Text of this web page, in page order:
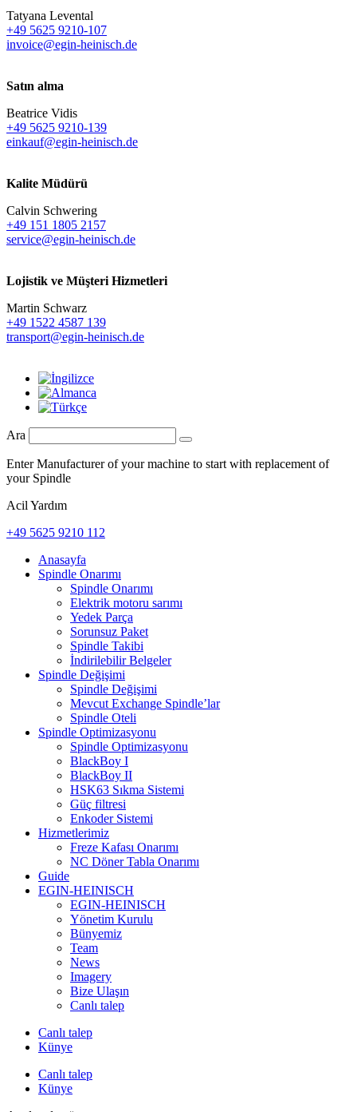
Tatyana Levental
+49 5625 9210-107
invoice@egin-heinisch.de
Satın alma
Beatrice Vidis
+49 5625 9210-139
einkauf@egin-heinisch.de
Kalite Müdürü
Calvin Schwering
+49 151 1805 2157
service@egin-heinisch.de
Lojistik ve Müşteri Hizmetleri
Martin Schwarz
+49 1522 4587 139
transport@egin-heinisch.de
Ara
Enter Manufacturer of your machine to start with replacement of
your Spindle
Acil Yardım
+49 5625 9210 112
Anasayfa
Spindle Onarımı
Spindle Onarımı
Elektrik motoru sarımı
Yedek Parça
Sorunsuz Paket
Spindle Takibi
İndirilebilir Belgeler
Spindle Değişimi
Spindle Değişimi
Mevcut Exchange Spindle’lar
Spindle Oteli
Spindle Optimizasyonu
Spindle Optimizasyonu
BlackBoy I
BlackBoy II
HSK63 Sıkma Sistemi
Güç filtresi
Enkoder Sistemi
Hizmetlerimiz
Freze Kafası Onarımı
NC Döner Tabla Onarımı
Guide
EGIN-HEINISCH
EGIN-HEINISCH
Yönetim Kurulu
Bünyemiz
Team
News
Imagery
Bize Ulaşın
Canlı talep
Canlı talep
Künye
Canlı talep
Künye